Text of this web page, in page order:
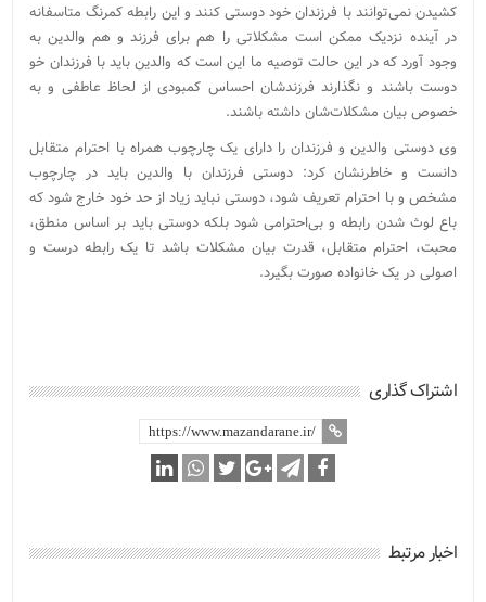
کشیدن نمی‌توانند با فرزندان خود دوستی کنند و این رابطه کمرنگ متاسفانه
در آینده نزدیک ممکن است مشکلاتی را هم برای فرزند و هم والدین به
وجود آورد که در این حالت توصیه ما این است که والدین باید با فرزندان خو
دوست باشند و نگذارند فرزندشان احساس کمبودی از لحاظ عاطفی و به
خصوص بیان مشکلات‌شان داشته باشند.
وی دوستی والدین و فرزندان را دارای یک چارچوب همراه با احترام متقابل
دانست و خاطرنشان کرد: دوستی فرزندان با والدین باید در چارچوب
مشخص و با احترام تعریف شود، دوستی نباید زیاد از حد خود خارج شود که
باع لوث شدن رابطه و بی‌احترامی شود بلکه دوستی باید بر اساس منطق،
محبت، احترام متقابل، قدرت بیان مشکلات باشد تا یک رابطه درست و
اصولی در یک خانواده صورت بگیرد.
اشتراک گذاری
اخبار مرتبط